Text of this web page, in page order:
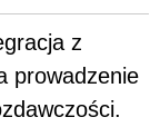
z
prowadzenie